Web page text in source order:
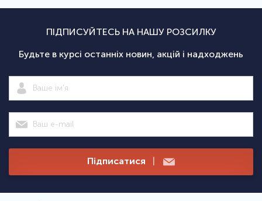
ПІДПИСУЙТЕСЬ НА НАШУ РОЗСИЛКУ
Будьте в курсі останніх новин, акцій і надходжень
Підписатися |